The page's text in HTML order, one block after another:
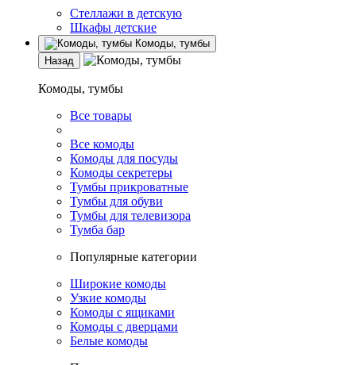
Стеллажи в детскую
Шкафы детские
Комоды, тумбы
Назад
Комоды, тумбы
Все товары
Все комоды
Комоды для посуды
Комоды секретеры
Тумбы прикроватные
Тумбы для обуви
Тумбы для телевизора
Тумба бар
Популярные категории
Широкие комоды
Узкие комоды
Комоды с ящиками
Комоды с дверцами
Белые комоды